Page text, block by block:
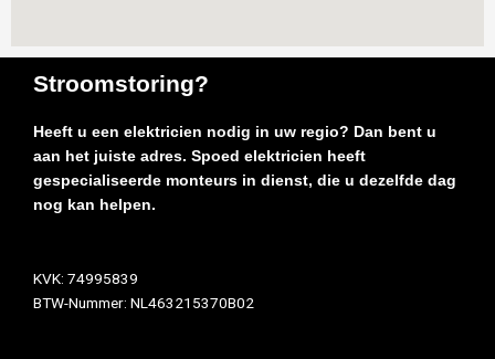
Stroomstoring?
Heeft u een elektricien nodig in uw regio? Dan bent u
aan het juiste adres. Spoed elektricien heeft
gespecialiseerde monteurs in dienst, die u dezelfde dag
nog kan helpen.
KVK: 74995839
BTW-Nummer: NL463215370B02